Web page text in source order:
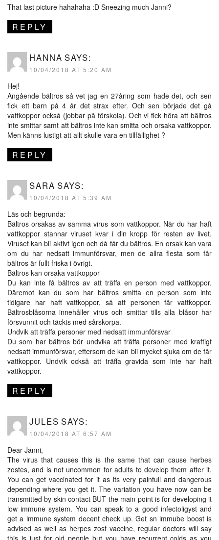
That last picture hahahaha :D Sneezing much Janni?
REPLY
HANNA SAYS:
10/04/2018 AT 5:20 AM
Hej!
Angående bältros så vet jag en 27åring som hade det, och sen
fick ett barn på 4 år det strax efter. Och sen började det gå
vattkoppor också (jobbar på förskola). Och vi fick höra att bältros
inte smittar samt att bältros inte kan smitta och orsaka vattkoppor.
Men känns lustigt att allt skulle vara en tillfällighet ?
REPLY
SARA SAYS:
10/04/2018 AT 5:39 AM
Läs och begrunda:
Bältros orsakas av samma virus som vattkoppor. När du har haft
vattkoppor stannar viruset kvar i din kropp för resten av livet.
Viruset kan bli aktivt igen och då får du bältros. En orsak kan vara
om du har nedsatt immunförsvar, men de allra flesta som får
bältros är fullt friska i övrigt.
Bältros kan orsaka vattkoppor
Du kan inte få bältros av att träffa en person med vattkoppor.
Däremot kan du som har bältros smitta en person som inte
tidigare har haft vattkoppor, så att personen får vattkoppor.
Bältrosblåsorna innehåller virus och smittar tills alla blåsor har
försvunnit och täckts med sårskorpa.
Undvik att träffa personer med nedsatt immunförsvar
Du som har bältros bör undvika att träffa personer med kraftigt
nedsatt immunförsvar, eftersom de kan bli mycket sjuka om de får
vattkoppor. Undvik också att träffa gravida som inte har haft
vattkoppor.
REPLY
JULES SAYS:
10/04/2018 AT 6:57 AM
Dear Janni,
The virus that causes this is the same that can cause herbes
zostes, and is not uncommon for adults to develop them after it.
You can get vaccinated for it as its very painfull and dangerous
depending where you get it. The variation you have now can be
transmitted by skin contact BUT the main point is for developing it
low immune system. You can speak to a good infectoligyst and
get a immune system decent check up. Get sn immube boost is
advised as well as herpes zost vaccine, regular doctors will say
this is just for old people but you have recurrent colds as you